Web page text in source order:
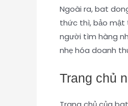
Ngoài ra, bat
thức thì, bảo mật
người tìm hàng
nhẹ hóa doanh
Trang chủ